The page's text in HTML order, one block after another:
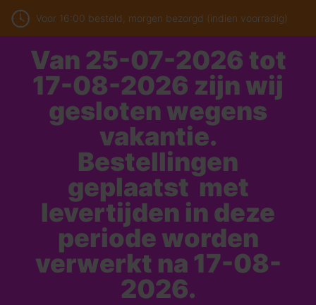
Voor 16:00 besteld, morgen bezorgd (indien voorradig)
Van 25-07-2026 tot
17-08-2026 zijn wij
gesloten wegens
vakantie.
Bestellingen
geplaatst met
levertijden in deze
periode worden
verwerkt na 17-08-
2026.